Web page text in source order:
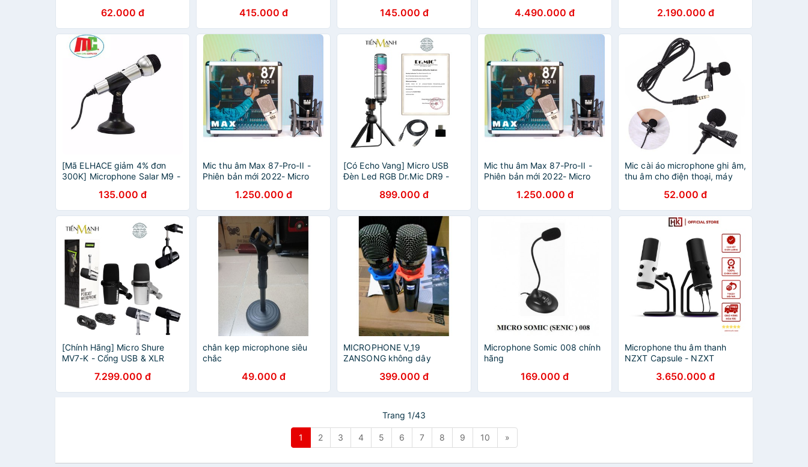
và livestream62.000 đ
dụng cổng USB 2.0 -
Microphone LiveStream
415.000 đ 145.000 đ 4.490.000 đ 2.190.000 đ
[Mã ELHACE giảm 4% đơn
300K] Microphone Salar M9 -
135.000 đ
Mic thu âm Max 87-Pro-II -
Phiên bản mới 2022- Micro
livestream chuyên nghiệp -
Condenser microphone -
1.250.000 đ
[Có Echo Vang] Micro USB
Đèn Led RGB Dr.Mic DR9 -
Microphone Cardioid DR09
Podcast, Livestream, Gaming
899.000 đ
Mic thu âm Max 87-Pro-II -
Phiên bản mới 2022- Micro
livestream chuyên nghiệp -
Condenser microphone -
1.250.000 đ
Mic cài áo microphone ghi âm,
thu âm cho điện thoại, máy
video và livestream
52.000 đ
[Chính Hãng] Micro Shure
MV7-K - Cổng USB & XLR
Âm Phòng Studio MV7K
Microphone Biểu Diễn MV7
7.299.000 đ
chân kẹp microphone siêu
chắc
49.000 đ
MICROPHONE V_19
ZANSONG không dây
399.000 đ
Microphone Somic 008 chính
hãng
169.000 đ
Microphone thu âm thanh
NZXT Capsule - NZXT
USB-C / Màu Đen
3.650.000 đ
Trang 1/43
1 2 3 4 5 6 7 8 9 10 »